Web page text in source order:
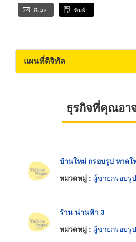
อีเมล พิมพ์
แผนที่ดิจิทัล
ธุรกิจที่คุณอา
บ้านใหม่ กรอบรูป หาด
หมวดหมู่ : ผู้ขายกรอบรูป
ร้าน น่านฟ้า 3
หมวดหมู่ : ผู้ขายกรอบรูป